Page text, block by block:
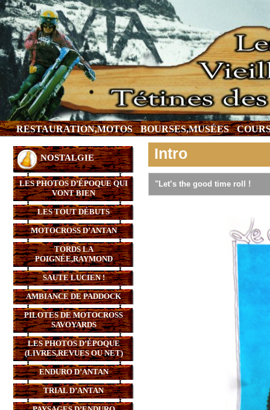
RESTAURATION,MOTOS BOURSES,MUSÉES
NOSTALGIE
LES PHOTOS D’ÉPOQUE QUI
VONT BIEN
LES TOUT DÉBUTS
MOTOCROSS D’ANTAN
TORDS LA
POIGNÉE,RAYMOND
SAUTE LUCIEN !
AMBIANCE DE PADDOCK
PILOTES DE MOTOCROSS
SAVOYARDS
LES PHOTOS D’ÉPOQUE
(LIVRES,REVUES OU NET)
ENDURO D’ANTAN
TRIAL D’ANTAN
Intro
"Let’s the good time roll !